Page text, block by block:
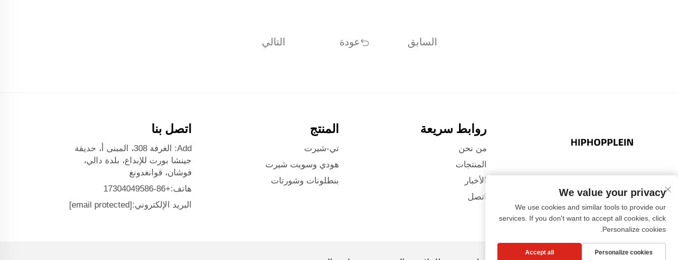
السابق عودة التالي
روابط سريعة
من نحن
المنتجات
الأخبار
اتصل
المنتج
تي-شيرت
هودي وسويت شيرت
بنطلونات وشورتات
اتصل بنا
Add: الغرفة 308، المبنى أ، حديقة
جينشا بورت للإبداع، بلدة دالي،
فوشان، قوانغدونغ
هاتف:+86-17304049586
البريد الإلكتروني:[email protected]
We value your privacy
We use cookies and similar tools to provide our
services. If you don't want to accept all cookies, click
Personalize cookies.
Personalize cookies
Accept all